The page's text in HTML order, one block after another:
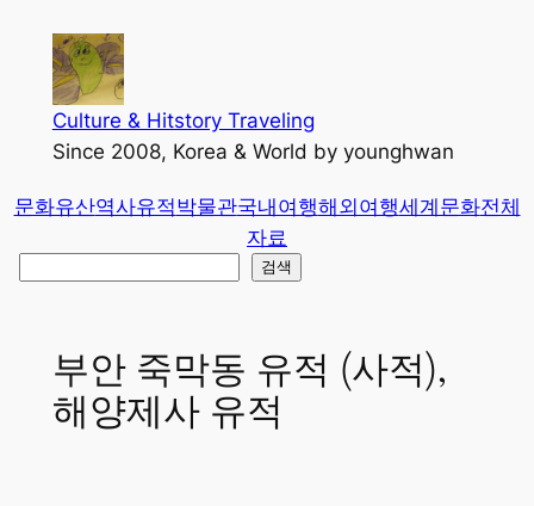
가
Culture & Hitstory Traveling
Since 2008, Korea & World by younghwan
문화유산역사유적박물관국내여행해외여행세계문화전체
자료
검색
부안 죽막동 유적 (사적),
해양제사 유적